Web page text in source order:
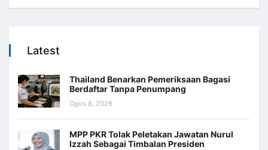
Latest
Thailand Benarkan Pemeriksaan Bagasi
Berdaftar Tanpa Penumpang
Ogos 8, 2026
MPP PKR Tolak Peletakan Jawatan Nurul
Izzah Sebagai Timbalan Presiden